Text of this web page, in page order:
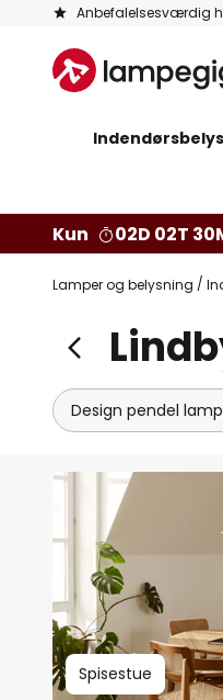
Anbefalelsesværdig
Skip
Content
Kun 02D 02T
Lamper og belysning
Design pendel
Spisestue